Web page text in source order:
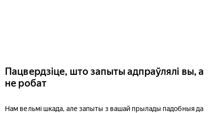
Пацвердзіце, што запыты адпраўлялі вы, а
не робат
Нам вельмі шкада, але запыты з вашай прылады падобныя да